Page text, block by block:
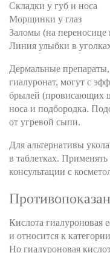
Складки у губ и носа
Морщинки у глаз
Заломы (на переносице
Линия улыбки в
Дермальные
гиалуронат, могут с
брылей (провисающих
носа и подбородка.
от угревой сыпи.
Для альтернативы
в таблетках.
консультации с
Кислота гиалуроновая
и относится к
Но гиалуроновая